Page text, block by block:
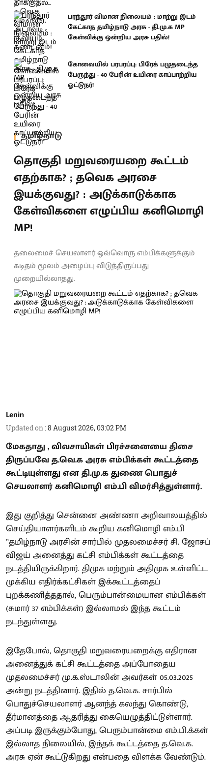
பரந்தூர் விமான நிலையம் : மாற்று இடம்
கேட்காத தமிழ்நாடு அரசு - தி.மு.க MP
கேள்விக்கு ஒன்றிய அரசு பதில்!
கோவையில் பரபரப்பு: பிரேக் பழுதடைந்த
பேருந்து - 40 பேரின் உயிரை காப்பாற்றிய
ஓட்டுநர்!
தமிழ்நாடு
தொகுதி மறுவரையறை கூட்டம்
எதற்காக? ; தவெக அரசை
இயக்குவது? : அடுக்காடுக்காக
கேள்விகளை எழுப்பிய கனிமொழி
MP!
தலைமைச் செயலாளர் ஒவ்வொரு எம்பிக்களுக்கும்
கடிதம் மூலம் அழைப்பு விடுத்திருப்பது
முறையில்லாதது.
Lenin
Updated on :8 August 2026, 03:02 PM
மேகதாது , விவசாயிகள் பிரச்சனையை திசை
திருப்பவே த.வெ.க அரசு எம்பிக்கள் கூட்டத்தை
கூட்டியுள்ளது என தி.மு.க துணை பொதுச்
செயலாளர் கனிமொழி எம்.பி விமர்சித்துள்ளார்.
இது குறித்து சென்னை அண்ணா அறிவாலயத்தில்
செய்தியாளர்களிடம் கூறிய கனிமொழி எம்.பி
”தமிழ்நாடு அரசின் சார்பில் முதலமைச்சர் சி. ஜோசப்
விஜய் அனைத்து கட்சி எம்பிக்கள் கூட்டத்தை
நடத்தியிருக்கிறார். திமுக மற்றும் அதிமுக உள்ளிட்ட
முக்கிய எதிர்க்கட்சிகள் இக்கூட்டத்தைப்
புறக்கணித்ததால், பெரும்பான்மையான எம்பிக்கள்
(சுமார் 37 எம்பிக்கள்) இல்லாமல் இந்த கூட்டம்
நடந்துள்ளது.
இதேபோல், தொகுதி மறுவரையறைக்கு எதிரான
அனைத்துக் கட்சி கூட்டத்தை அப்போதைய
முதலமைச்சர் மு.க.ஸ்டாலின் அவர்கள் 05.03.2025
அன்று நடத்தினார். இதில் த.வெ.க. சார்பில்
பொதுச்செயலாளர் ஆனந்த் கலந்து கொண்டு,
தீர்மானத்தை ஆதரித்து கையெழுத்திட்டுள்ளார்.
அப்படி இருக்கும்போது, பெரும்பான்மை எம்.பி.க்கள்
இல்லாத நிலையில், இந்தக் கூட்டத்தை த.வெ.க.
அரசு ஏன் கூட்டுகிறது என்பதை விளக்க வேண்டும்.